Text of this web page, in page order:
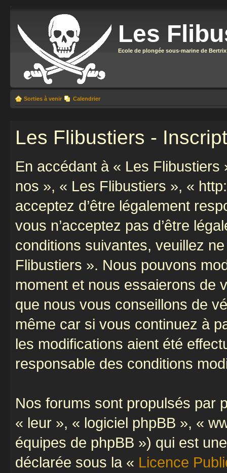
Les
Ecole de plongée sous-marine de Bertrix
Sorties à venir Calendrier
Les Flibustiers -
En accédant à « Les
nos », « Les Flibustiers », «
acceptez d’être légalement
vous n’acceptez pas d’être
conditions suivantes, veuillez
Flibustiers ». Nous pouvons
moment et nous essaierons de
que nous vous conseillons de
même car si vous continuez à
les modifications aient été
responsable des conditions
Nos forums sont propulsés par
« leur », « logiciel phpBB », «
équipes de phpBB ») qui est
déclarée sous la « Licence